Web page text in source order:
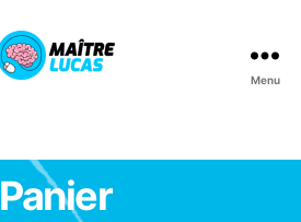
Menu
Panier